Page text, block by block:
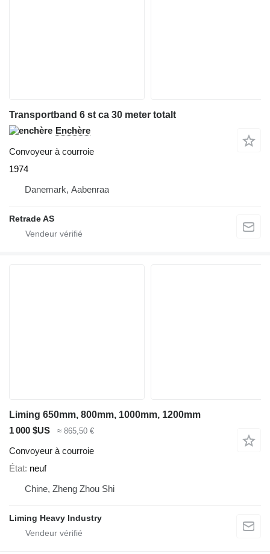
Transportband 6 st ca 30 meter totalt
Enchère
Convoyeur à courroie
1974
Danemark, Aabenraa
Retrade AS
Liming 650mm, 800mm, 1000mm, 1200mm
1 000 $US
≈ 865,50 €
Convoyeur à courroie
État neuf
Chine, Zheng Zhou Shi
Liming Heavy Industry